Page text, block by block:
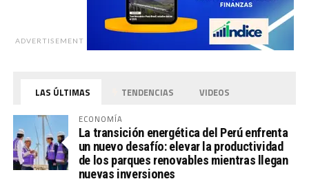
ADVERTISEMENT
LAS ÚLTIMAS TENDENCIAS VIDEOS
ECONOMÍA
La transición energética del Perú enfrenta
un nuevo desafío: elevar la productividad
de los parques renovables mientras llegan
nuevas inversiones